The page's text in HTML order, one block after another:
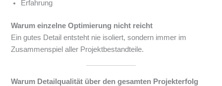
Erfahrung
Warum einzelne Optimierung nicht reicht
Ein gutes Detail entsteht nie isoliert, sondern immer im
Zusammenspiel aller Projektbestandteile.
Warum Detailqualität über den gesamten Projekterfolg